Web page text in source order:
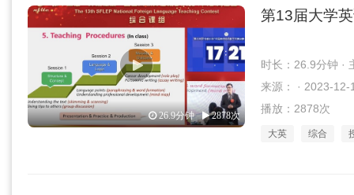
26.9分钟 2878次
第13届大学
时长：26.9分钟 ·
来源： · 2023-12-
播放：2878次
大英 综合